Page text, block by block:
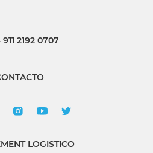
2192 0707
LOGISTICO